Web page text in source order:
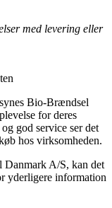
med levering eller
Bio-Brændsel
for deres
god service ser det
hos virksomheden.
A/S, kan det
yderligere information